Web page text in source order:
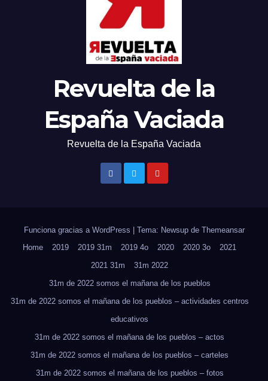
Revuelta de la
España Vaciada
Revuelta de la España Vaciada
Funciona gracias a WordPress | Tema: Newsup de Themeansar
Home
2019 2019 31m 2019 4o 2020 2020 3o
2021
2021 31m
31m 2022
31m de 2022 somos el mañana de los pueblos
31m de 2022 somos el mañana de los pueblos – actividades centros
educativos
31m de 2022 somos el mañana de los pueblos – actos
31m de 2022 somos el mañana de los pueblos – carteles
31m de 2022 somos el mañana de los pueblos – fotos